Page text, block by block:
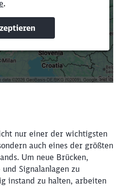
hinzufügst.
eingeben
setzen
nur einer der wichtigsten
auch eines der größten
Um neue Brücken,
Signalanlagen zu
instand zu halten, arbeiten